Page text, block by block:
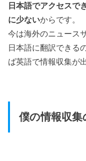
日本語でアクセスで
に少ないからです。
今は海外のニュース
日本語に翻訳できる
ば英語で情報収集が
僕の情報収集